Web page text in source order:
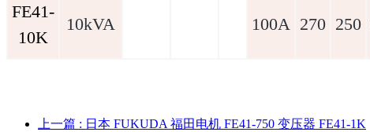
FE41-
10K
10kVA 100A 270 250
上一篇 : 日本 FUKUDA 福田电机 FE41-750 变压器 FE41-1K